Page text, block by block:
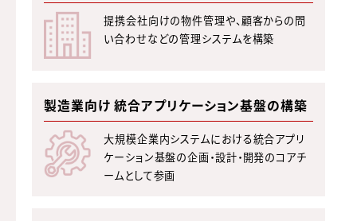
提携会社向けの物件管理や、顧客からの問
い合わせなどの管理システムを構築
製造業向け 統合アプリケーション基盤の構築
大規模企業内システムにおける統合アプリ
ケーション基盤の企画・設計・開発のコアチ
ームとして参画